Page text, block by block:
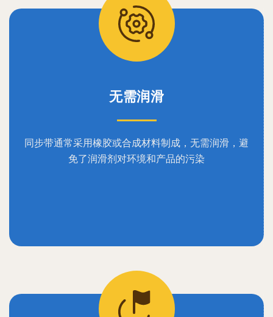
无需润滑
同步带通常采用橡胶或合成材料制成，无需润滑，避
免了润滑剂对环境和产品的污染